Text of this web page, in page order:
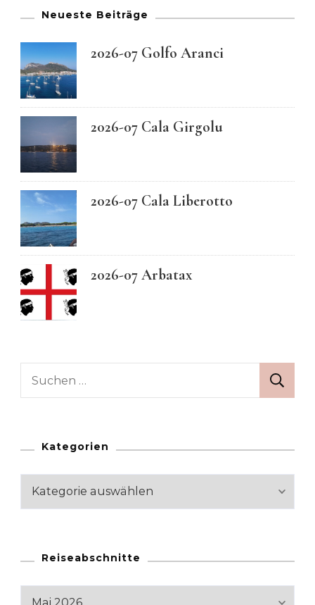
Neueste Beiträge
2026-07 Golfo Aranci
2026-07 Cala Girgolu
2026-07 Cala Liberotto
2026-07 Arbatax
Suchen
Kategorien
Kategorien
Reiseabschnitte
Reiseabschnitte